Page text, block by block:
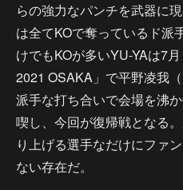
らの強力なパンチを武器に
は全てKOで奪っているド派
けでもKOが多いYU-YAは7
2021 OSAKA」で平野凌我
派手な打ち合いで会場を沸
喫し、今回が復帰戦となる
り上げる選手なだけにファ
ない存在だ。